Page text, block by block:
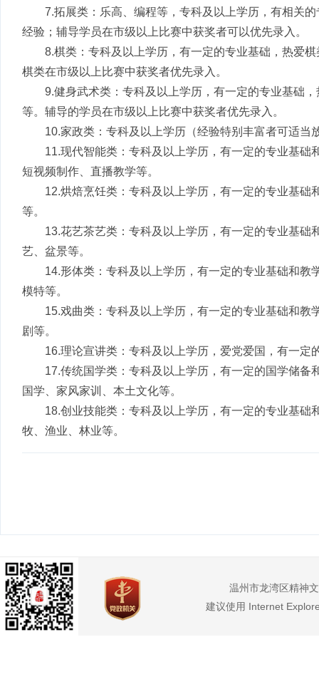
7.拓展类：乐高、编程等，专科及以上学历，有相关
经验；辅导学员在市级以上比赛中获奖者可以优先录入。
8.棋类：专科及以上学历，有一定的专业基础，热爱
棋类在市级以上比赛中获奖者优先录入。
9.健身武术类：专科及以上学历，有一定的专业基础
等。辅导的学员在市级以上比赛中获奖者优先录入。
10.家政类：专科及以上学历（经验特别丰富者可适
11.现代智能类：专科及以上学历，有一定的专业基
短视频制作、直播教学等。
12.烘焙烹饪类：专科及以上学历，有一定的专业基
等。
13.花艺茶艺类：专科及以上学历，有一定的专业基
艺、盆景等。
14.形体类：专科及以上学历，有一定的专业基础和
模特等。
15.戏曲类：专科及以上学历，有一定的专业基础和
剧等。
16.理论宣讲类：专科及以上学历，爱党爱国，有一
17.传统国学类：专科及以上学历，有一定的国学储
国学、家风家训、本土文化等。
18.创业技能类：专科及以上学历，有一定的专业基
牧、渔业、林业等。
温州市龙湾区精神
建议使用 Internet